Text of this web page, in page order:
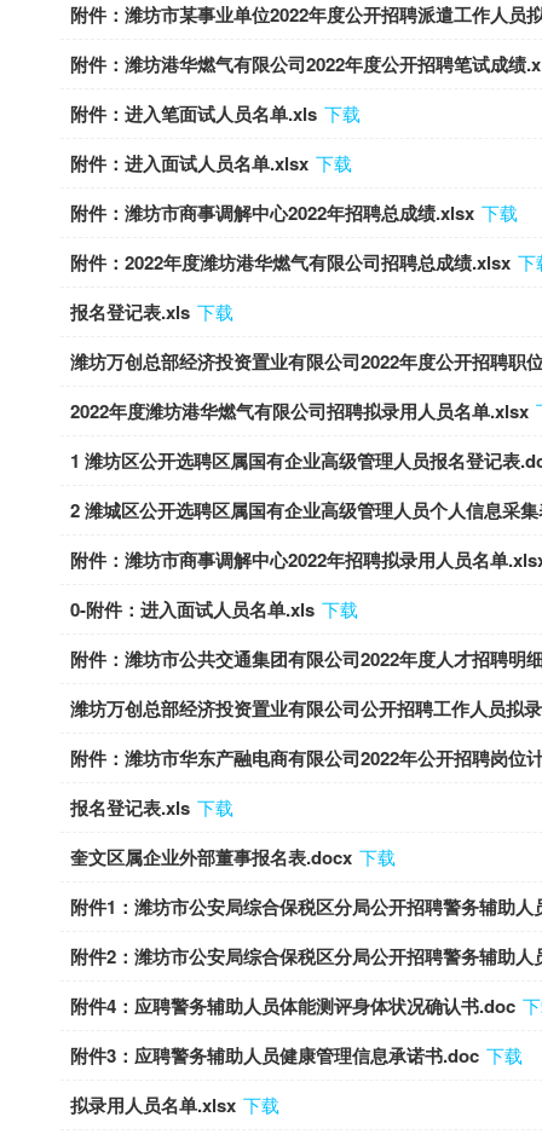
附件：潍坊市某事业单位2022年度公开招聘派遣工作人员
附件：潍坊港华燃气有限公司2022年度公开招聘笔试成绩
附件：进入笔面试人员名单.xls 下载
附件：进入面试人员名单.xlsx 下载
附件：潍坊市商事调解中心2022年招聘总成绩.xlsx 下载
附件：2022年度潍坊港华燃气有限公司招聘总成绩.xlsx 下
报名登记表.xls 下载
潍坊万创总部经济投资置业有限公司2022年度公开招聘职
2022年度潍坊港华燃气有限公司招聘拟录用人员名单.xlsx
1 潍坊区公开选聘区属国有企业高级管理人员报名登记表
2 潍城区公开选聘区属国有企业高级管理人员个人信息采
附件：潍坊市商事调解中心2022年招聘拟录用人员名单
0-附件：进入面试人员名单.xls 下载
附件：潍坊市公共交通集团有限公司2022年度人才招聘明
潍坊万创总部经济投资置业有限公司公开招聘工作人员拟
附件：潍坊市华东产融电商有限公司2022年公开招聘岗位
报名登记表.xls 下载
奎文区属企业外部董事报名表.docx 下载
附件1：潍坊市公安局综合保税区分局公开招聘警务辅助
附件2：潍坊市公安局综合保税区分局公开招聘警务辅助
附件4：应聘警务辅助人员体能测评身体状况确认书.doc
附件3：应聘警务辅助人员健康管理信息承诺书.doc 下载
拟录用人员名单.xlsx 下载